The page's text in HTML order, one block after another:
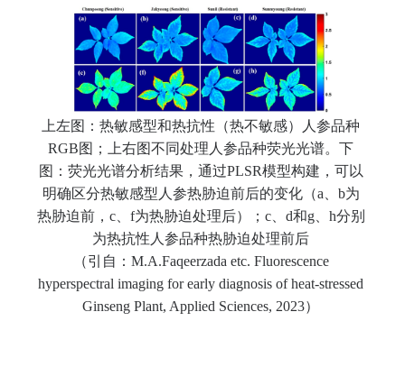
上左图：热敏感型和热抗性（热不敏感）人参品种
RGB图 ；上右图不同处理人参品种荧光光谱。下
图：荧光光谱分析结果，通过PLSR模型构建，可以
明确区分热敏感型人参热胁迫前后的变化（a b为
热胁迫前， c、 f为热胁迫处理后）； c、 d和g、 h分别
为热抗性人参品种热胁迫处理前后
（引自： M.A.Faqeerzada etc. Fluorescence
hyperspectral imaging for early diagnosis of heat-stressed
Ginseng Plant, Applied Sciences, 2023）